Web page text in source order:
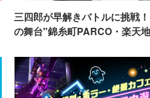
三四郎が早解きバトルに挑戦
の舞台"錦糸町PARCO・楽天